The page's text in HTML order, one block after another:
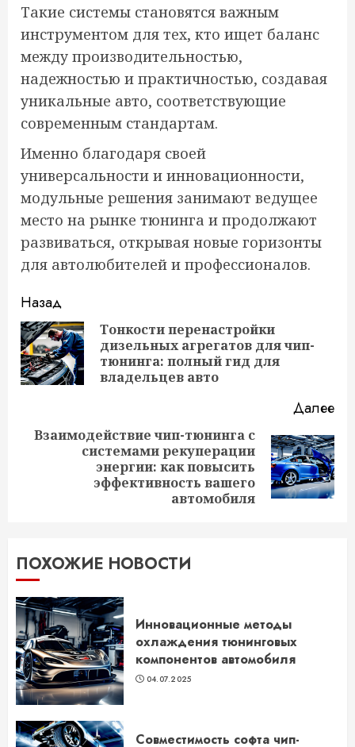
Такие системы становятся важным
инструментом для тех, кто ищет баланс
между производительностью,
надежностью и практичностью, создавая
уникальные авто, соответствующие
современным стандартам.
Именно благодаря своей
универсальности и инновационности,
модульные решения занимают ведущее
место на рынке тюнинга и продолжают
развиваться, открывая новые горизонты
для автолюбителей и профессионалов.
Продолжить
чтение
Назад
Тонкости перенастройки
дизельных агрегатов для чип-
тюнинга: полный гид для
владельцев авто
Далее
Следующая
Взаимодействие чип-тюнинга с
системами рекуперации
энергии: как повысить
эффективность вашего
автомобиля
ПОХОЖИЕ НОВОСТИ
Инновационные методы
охлаждения тюнинговых
компонентов автомобиля
04.07.2025
Совместимость софта чип-